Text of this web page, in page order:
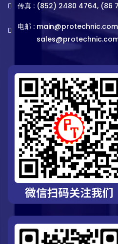
传真 : (852) 2480 4764, (86
电邮 :